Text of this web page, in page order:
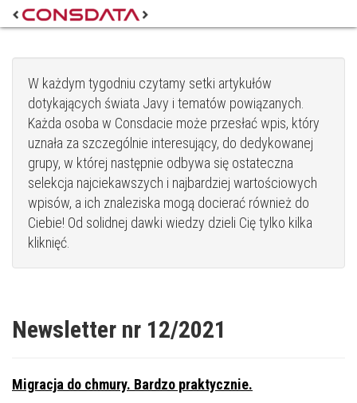
W każdym tygodniu czytamy setki artykułów
dotykających świata Javy i tematów powiązanych.
Każda osoba w Consdacie może przesłać wpis, który
uznała za szczególnie interesujący, do dedykowanej
grupy, w której następnie odbywa się ostateczna
selekcja najciekawszych i najbardziej wartościowych
wpisów, a ich znaleziska mogą docierać również do
Ciebie! Od solidnej dawki wiedzy dzieli Cię tylko kilka
kliknięć.
Newsletter nr 12/2021
Migracja do chmury. Bardzo praktycznie.